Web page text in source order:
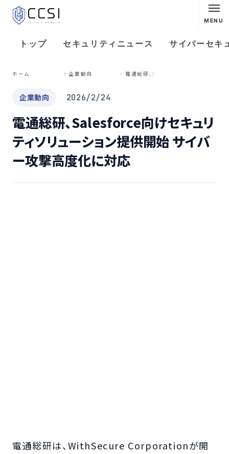
MENU
トップ セキュリティニュース サイバーセキ
ホーム 企業動向
企業動向 2026/2/24
電通総研、Salesforce向けセキュリ
ティソリューション提供開始 サイバ
ー攻撃高度化に対応
電通総研は、WithSecure Corporationが開